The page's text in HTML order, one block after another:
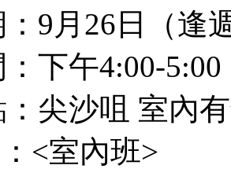
9月26日（逢
：下午4:00-5:00
：尖沙咀 室內
<室內班>